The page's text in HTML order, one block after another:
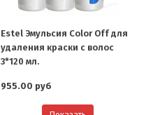
Estel Эмульсия Color Off для
удаления краски с волос
3*120 мл.
955.00 руб